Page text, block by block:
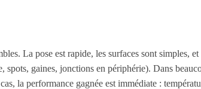
La pose est rapide, les surfaces sont simples, et
spots, gaines, jonctions en périphérie). Dans
la performance gagnée est immédiate :